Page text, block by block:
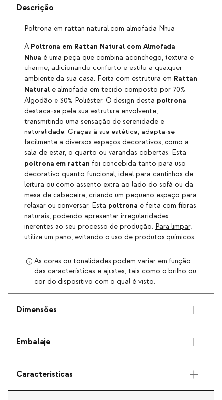
Descrição
Poltrona em rattan natural com almofada Nhua
A Poltrona em Rattan Natural com Almofada
Nhua é uma peça que combina aconchego, textura e
charme, adicionando conforto e estilo a qualquer
ambiente da sua casa. Feita com estrutura em Rattan
Natural e almofada em tecido composto por 70%
Algodão e 30% Poliéster. O design desta poltrona
destaca-se pela sua estrutura envolvente,
transmitindo uma sensação de serenidade e
naturalidade. Graças à sua estética, adapta-se
facilmente a diversos espaços decorativos, como a
sala de estar, o quarto ou varandas cobertas. Esta
poltrona em rattan foi concebida tanto para uso
decorativo quanto funcional, ideal para cantinhos de
leitura ou como assento extra ao lado do sofá ou da
mesa de cabeceira, criando um pequeno espaço para
relaxar ou conversar. Esta poltrona é feita com fibras
naturais, podendo apresentar irregularidades
inerentes ao seu processo de produção. Para limpar,
utilize um pano, evitando o uso de produtos químicos.
As cores ou tonalidades podem variar em função
das características e ajustes, tais como o brilho ou
cor do dispositivo com o qual é visto.
Dimensões
Embalaje
Características